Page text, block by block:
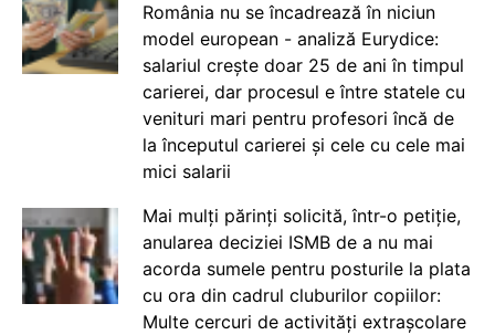
România nu se încadrează în niciun
model european - analiză Eurydice:
salariul crește doar 25 de ani în timpul
carierei, dar procesul e între statele cu
venituri mari pentru profesori încă de
la începutul carierei și cele cu cele mai
mici salarii
Mai mulți părinți solicită, într-o petiție,
anularea deciziei ISMB de a nu mai
acorda sumele pentru posturile la plata
cu ora din cadrul cluburilor copiilor:
Multe cercuri de activități extrașcolare